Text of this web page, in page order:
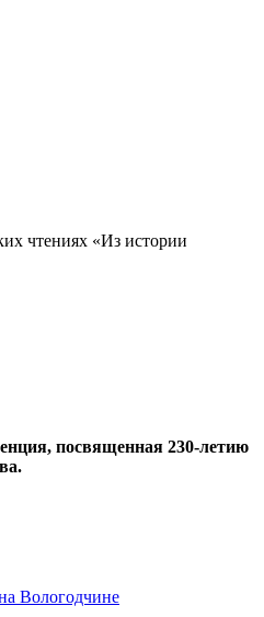
чтениях «Из истории
посвященная 230-летию
Вологодчине